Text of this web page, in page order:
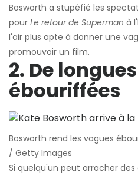
Bosworth a stupéfié les
pour Le retour de Superman à
l'air plus apte à donner une
promouvoir un film.
2. De
ébouriffées
Bosworth rend les vagues
/ Getty Images
Si quelqu'un peut arracher